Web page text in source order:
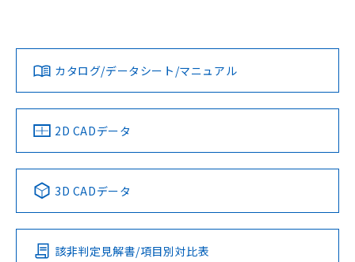
ダウンロードデータをご利用いただく前に、以下を必ずお読
みください。
ソフトウェアの使用条件
対応済み
中国 RoHS 注意事項・凡例
Pb Hg Cd Cr(VI)
O
LR型式承認
（イギリス
船舶規格）
DNV型式承認
（ノルウェー
BV型式承認
（フランス
KR型式
（韓国
No No No No
この製品の規格認証/適合状況ページへ
その他の認証はこちらのページからご検索ください
カタログ/データシート/マニュアル
2D CADデータ
3D CADデータ
該非判定見解書/項目別対比表